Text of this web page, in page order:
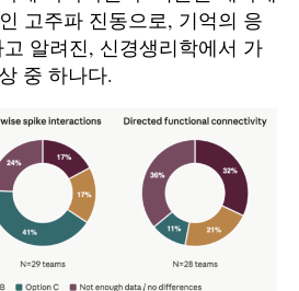
고주파 진동으로, 기억의 응
알려진, 신경생리학에서 가
중 하나다.